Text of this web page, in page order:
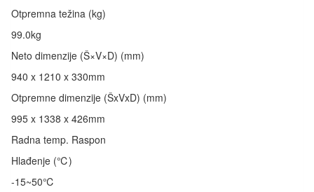
Otpremna težina (kg)
99.0kg
Neto dimenzije (Š×V×D) (mm)
940 x 1210 x 330mm
Otpremne dimenzije (ŠxVxD) (mm)
995 x 1338 x 426mm
Radna temp. Raspon
Hlađenje (℃)
-15~50℃